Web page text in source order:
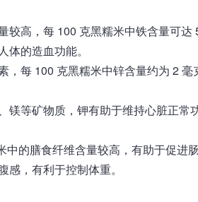
较高，每 100 克黑糯米中铁含量可
体的造血功能。
，每 100 克黑糯米中锌含量约为 2
镁等矿物质，钾有助于维持心脏正
中的膳食纤维含量较高，有助于促
感，有利于控制体重。